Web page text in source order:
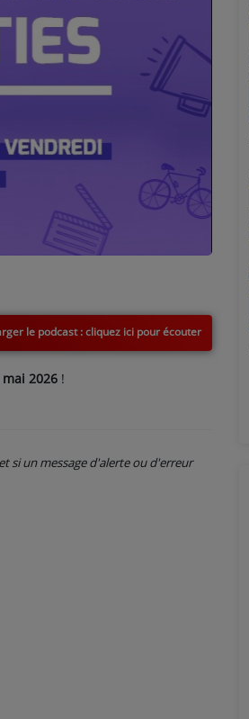
le podcast
2026 !
si un message d'alerte ou d'erreur
Marion
Émilie